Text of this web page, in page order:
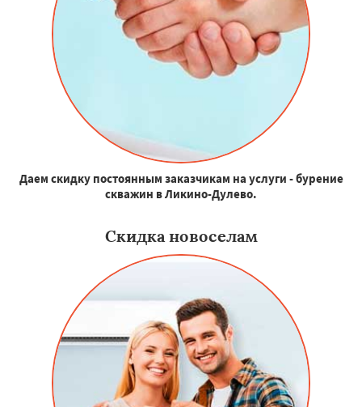
Даем скидку постоянным заказчикам на услуги - бурение
скважин в Ликино-Дулево.
Скидка новоселам